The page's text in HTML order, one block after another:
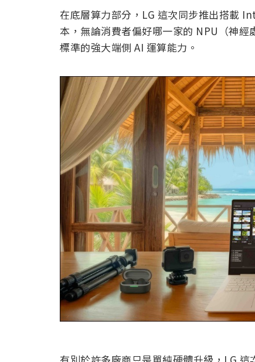
在底層算力部分，LG 這次同步推出搭載
本，無論消費者偏好哪一家的 NPU（神經
標準的強大端側 AI 運算能力。